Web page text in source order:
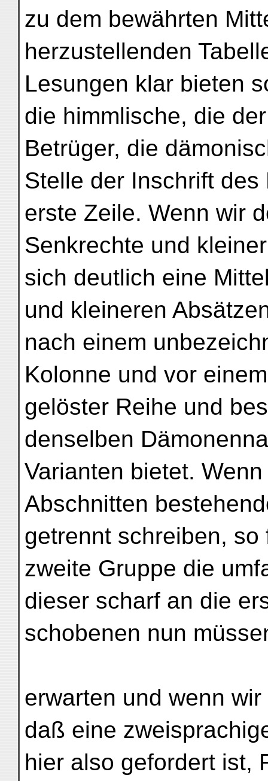
zu dem bewährten
herzustellenden
Lesungen klar bieten
die himmlische, die
Betrüger, die
Stelle der Inschrift
erste Zeile. Wenn wir
Senkrechte und
sich deutlich eine
und kleineren
nach einem
Kolonne und vor
gelöster Reihe und
denselben
Varianten bietet.
Abschnitten
getrennt schreiben,
zweite Gruppe die
dieser scharf an die
schobenen nun
erwarten und wenn
daß eine
hier also gefordert ist,